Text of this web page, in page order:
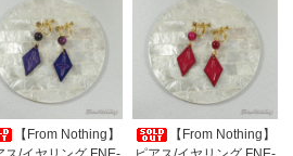
【From Nothing】
【From Nothing】